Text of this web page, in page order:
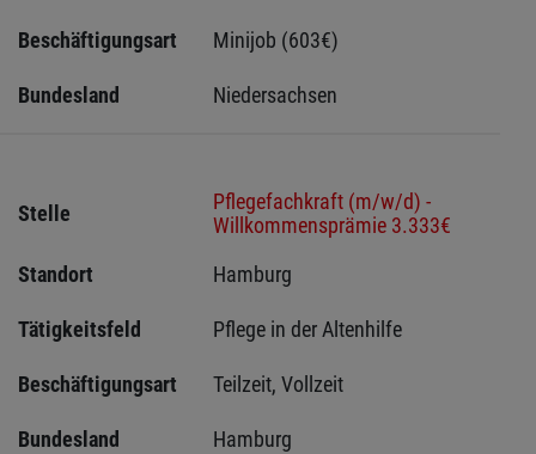
Beschäftigungsart Minijob (603€)
Bundesland Niedersachsen
Stelle
Pflegefachkraft (m/w/d) -
Willkommensprämie 3.333€
Standort
Hamburg
Tätigkeitsfeld Pflege in der Altenhilfe
Beschäftigungsart Teilzeit, Vollzeit
Bundesland Hamburg